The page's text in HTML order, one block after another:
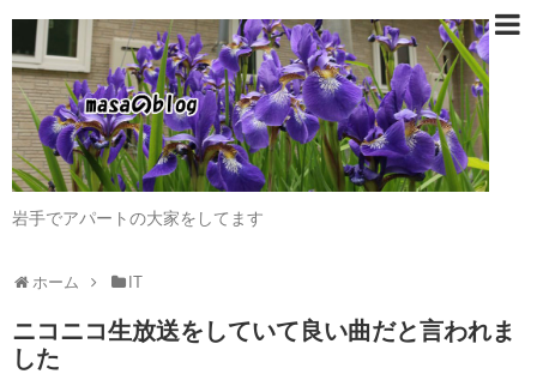
岩手でアパートの大家をしてます
ホーム IT
ニコニコ生放送をしていて良い曲だと言われま
した